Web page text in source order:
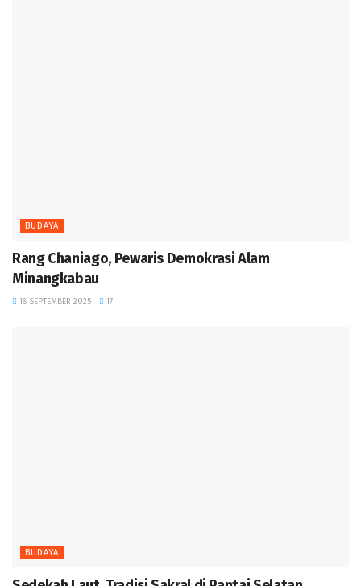
BUDAYA
Rang Chaniago, Pewaris Demokrasi Alam
Minangkabau ‎
18 SEPTEMBER 2025 17
BUDAYA